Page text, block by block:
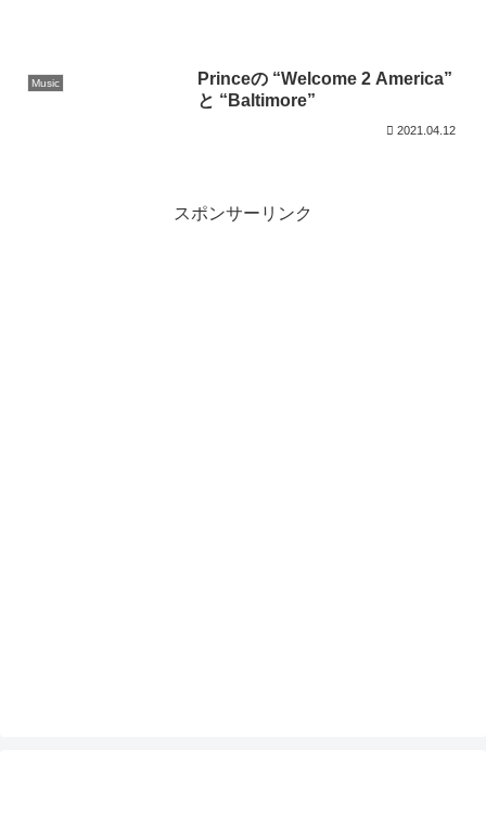
Music
Princeの “Welcome 2 America”
と “Baltimore”
2021.04.12
スポンサーリンク